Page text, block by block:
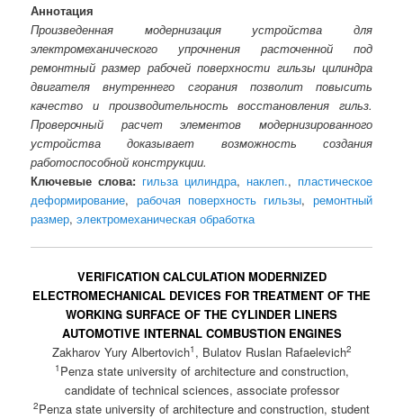
Аннотация
Произведенная модернизация устройства для
электромеханического упрочнения расточенной под
ремонтный размер рабочей поверхности гильзы цилиндра
двигателя внутреннего сгорания позволит повысить
качество и производительность восстановления гильз.
Проверочный расчет элементов модернизированного
устройства доказывает возможность создания
работоспособной конструкции.
Ключевые слова: гильза цилиндра, наклеп., пластическое
деформирование, рабочая поверхность гильзы, ремонтный
размер,электромеханическая обработка
VERIFICATION CALCULATION MODERNIZED
ELECTROMECHANICAL DEVICES FOR TREATMENT OF THE
WORKING SURFACE OF THE CYLINDER LINERS
AUTOMOTIVE INTERNAL COMBUSTION ENGINES
Zakharov Yury Albertovich1 , Bulatov Ruslan Rafaelevich2
1 Penza state university of architecture and construction,
candidate of technical sciences, associate professor
2Penza state university of architecture and construction, student